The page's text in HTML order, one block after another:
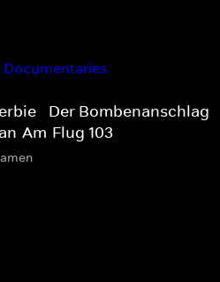
- Der Bombenanschlag
Am-Flug 103